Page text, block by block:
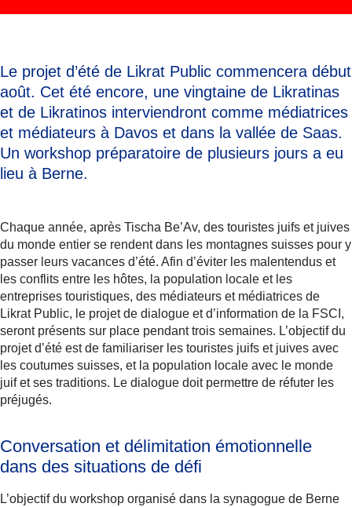
Le projet d’été de Likrat Public commencera début
août. Cet été encore, une vingtaine de Likratinas
et de Likratinos interviendront comme médiatrices
et médiateurs à Davos et dans la vallée de Saas.
Un workshop préparatoire de plusieurs jours a eu
lieu à Berne.
Chaque année, après Tischa Be’Av, des touristes juifs et juives
du monde entier se rendent dans les montagnes suisses pour y
passer leurs vacances d’été. Afin d’éviter les malentendus et
les conflits entre les hôtes, la population locale et les
entreprises touristiques, des médiateurs et médiatrices de
Likrat Public, le projet de dialogue et d’information de la FSCI,
seront présents sur place pendant trois semaines. L’objectif du
projet d’été est de familiariser les touristes juifs et juives avec
les coutumes suisses, et la population locale avec le monde
juif et ses traditions. Le dialogue doit permettre de réfuter les
préjugés.
Conversation et délimitation émotionnelle
dans des situations de défi
L’objectif du workshop organisé dans la synagogue de Berne